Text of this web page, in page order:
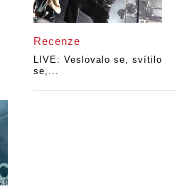
Recenze
LIVE: Veslovalo se, svítilo
se,...